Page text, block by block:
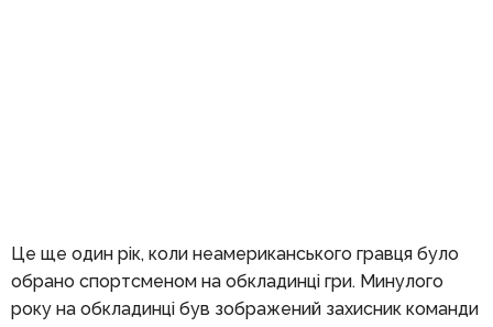
Це ще один рік, коли неамериканського гравця було
обрано спортсменом на обкладинці гри. Минулого
року на обкладинці був зображений захисник команди